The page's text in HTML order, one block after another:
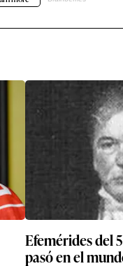
Efemérides del
pasó en el